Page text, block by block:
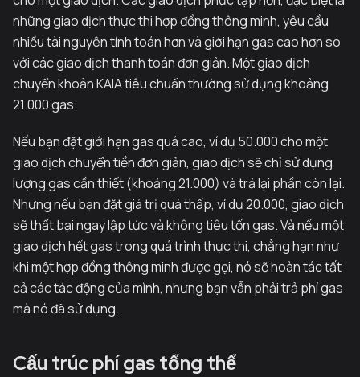
những giao dịch thực thi hợp đồng thông minh, yêu cầu
nhiều tài nguyên tính toán hơn và giới hạn gas cao hơn so
với các giao dịch thanh toán đơn giản. Một giao dịch
chuyển khoản KAIA tiêu chuẩn thường sử dụng khoảng
21.000 gas.
Nếu bạn đặt giới hạn gas quá cao, ví dụ 50.000 cho một
giao dịch chuyển tiền đơn giản, giao dịch sẽ chỉ sử dụng
lượng gas cần thiết (khoảng 21.000) và trả lại phần còn lại.
Nhưng nếu bạn đặt giá trị quá thấp, ví dụ 20.000, giao dịch
sẽ thất bại ngay lập tức và không tiêu tốn gas. Và nếu một
giao dịch hết gas trong quá trình thực thi, chẳng hạn như
khi một hợp đồng thông minh được gọi, nó sẽ hoàn tác tất
cả các tác động của mình, nhưng bạn vẫn phải trả phí gas
mà nó đã sử dụng.
Cấu trúc phí gas tổng thể